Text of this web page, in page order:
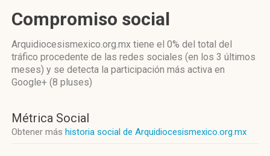
Compromiso social
Arquidiocesismexico.org.mx tiene el 0% del total del
tráfico procedente de las redes sociales (en los 3 últimos
meses) y se detecta la participación más activa en
Google+ (8 pluses)
Métrica Social
Obtener más historia social de Arquidiocesismexico.org.mx